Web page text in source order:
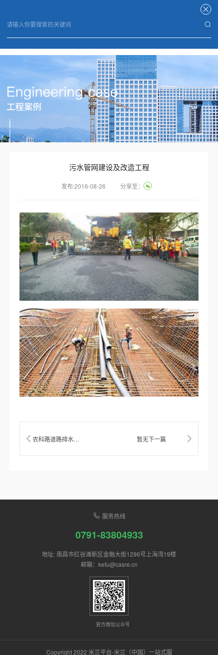
污水管网建设及改造工程
发布:2016-08-26 分享至：
农科路道路排水工程 暂无下一篇
服务热线
0791-83804933
地址: 南昌市红谷滩新区金融大街1296号上海湾19楼
邮箱：kefu@casre.cn
官方微信公众号
Copyright 2022 米兰平台-米兰（中国）一站式服